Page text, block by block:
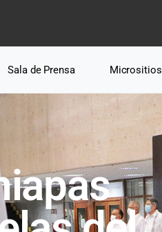
Sala de Prensa Micrositios